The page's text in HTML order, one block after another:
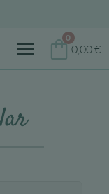
0
0,00€